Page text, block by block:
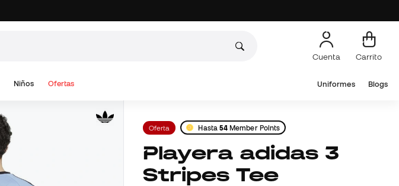
Cuenta Carrito
Niños Ofertas Uniformes Blogs
Oferta Hasta 54 Member Points
Playera adidas 3
Stripes Tee